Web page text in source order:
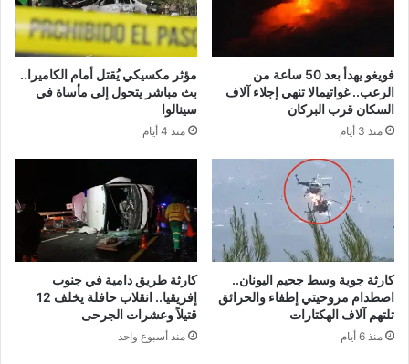
فويغو يهدأ بعد 50 ساعة من
الرعب.. غواتيمالا تنهي إجلاء آلاف
السكان قرب البركان
منذ 3 أيام
مؤثر مكسيكي يُقتل أمام الكاميرا..
بث مباشر يتحول إلى مأساة في
سينالوا
منذ 4 أيام
كارثة جوية وسط جحيم اليونان..
اصطدام مروحيتي إطفاء والحرائق
تلتهم آلاف الهكتارات
منذ 6 أيام
كارثة طريق دامية في جنوب
إفريقيا.. انقلاب حافلة يخلف 12
قتيلاً وعشرات الجرحى
منذ أسبوع واحد